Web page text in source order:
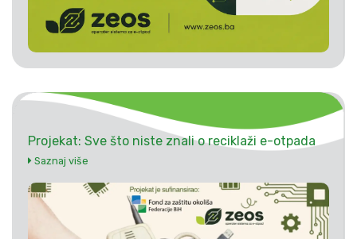
Projekat: Sve što niste znali o reciklaži e-otpada
Saznaj više